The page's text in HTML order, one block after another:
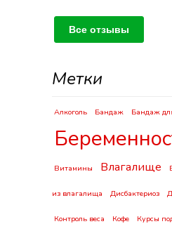
Все отзывы
Метки
Алкоголь Бандаж Бандаж
Витамины Влагалище
из влагалища Дисбактериоз
Контроль веса Кофе Курсы